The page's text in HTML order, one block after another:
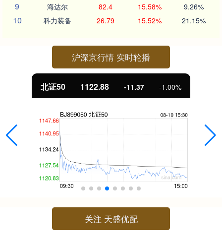
9 海达尔 82.4 15.58% 9.26%
10 科力装备 26.79 15.52% 21.15%
沪深京行情 实时轮播
北证50 1122.88 -11.37 -1.00%
关注 天盛优配